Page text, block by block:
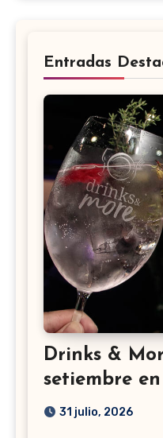
Entradas
Drinks &
setiembre
31 julio, 2026